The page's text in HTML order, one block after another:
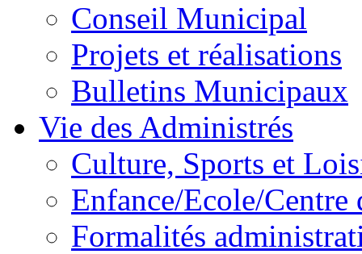
Conseil Municipal
Projets et réalisations
Bulletins Municipaux
Vie des Administrés
Culture, Sports et
Enfance/Ecole/Centre
Formalités